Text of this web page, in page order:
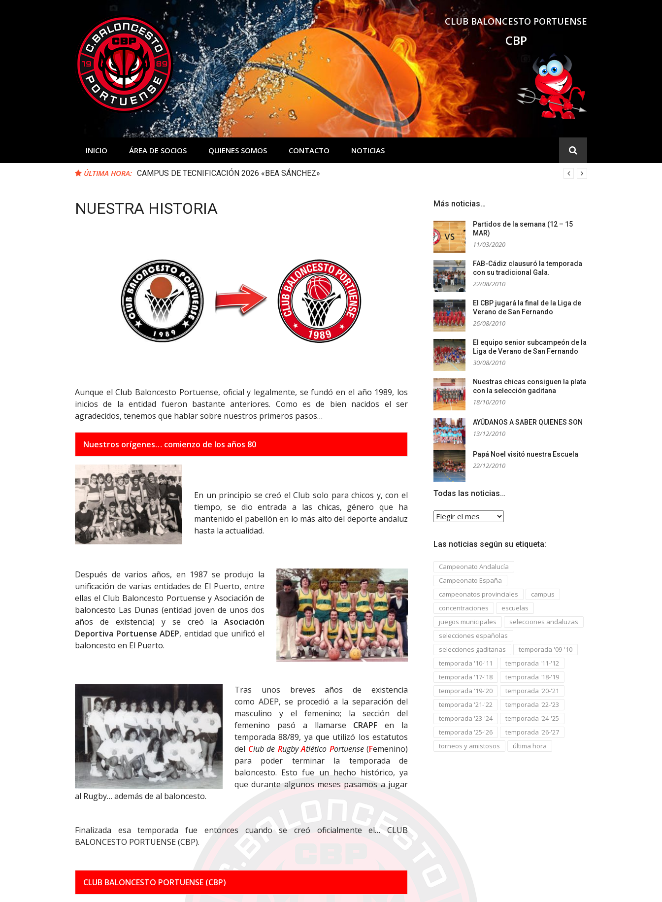
CLUB BALONCESTO PORTUENSE
CBP
INICIO ÁREA DE SOCIOS QUIENES SOMOS CONTACTO NOTICIAS
ÚLTIMA HORA: CAMPUS DE TECNIFICACIÓN 2026 «BEA SÁNCHEZ»
NUESTRA HISTORIA
Aunque el Club Baloncesto Portuense, oficial y legalmente, se fundó en el año 1989, los
inicios de la entidad fueron bastante anteriores. Como es de bien nacidos el ser
agradecidos, tenemos que hablar sobre nuestros primeros pasos…
Nuestros orígenes… comienzo de los años 80
En un principio se creó el Club solo para chicos y, con el
tiempo, se dio entrada a las chicas, género que ha
mantenido el pabellón en lo más alto del deporte andaluz
hasta la actualidad.
Después de varios años, en 1987 se produjo la
unificación de varias entidades de El Puerto, entre
ellas el Club Baloncesto Portuense y Asociación de
baloncesto Las Dunas (entidad joven de unos dos
años de existencia) y se creó la Asociación
Deportiva Portuense ADEP, entidad que unificó el
baloncesto en El Puerto.
Tras unos breves años de existencia
como ADEP, se procedió a la separación del
masculino y el femenino; la sección del
femenino pasó a llamarse CRAPF en la
temporada 88/89, ya que utilizó los estatutos
del Club de RugbyAtlético Portuense(Femenino)
para poder terminar la temporada de
baloncesto. Esto fue un hecho histórico, ya
que durante algunos meses pasamos a jugar
al Rugby… además de al baloncesto.
Finalizada esa temporada fue entonces cuando se creó oficialmente el… CLUB
BALONCESTO PORTUENSE (CBP).
CLUB BALONCESTO PORTUENSE (CBP)
Más noticias…
Partidos de la semana (12 – 15
MAR)
11/03/2020
FAB-Cádiz clausuró la temporada
con su tradicional Gala.
22/08/2010
El CBP jugará la final de la Liga de
Verano de San Fernando
26/08/2010
El equipo senior subcampeón de la
Liga de Verano de San Fernando
30/08/2010
Nuestras chicas consiguen la plata
con la selección gaditana
18/10/2010
AYÚDANOS A SABER QUIENES SON
13/12/2010
Papá Noel visitó nuestra Escuela
22/12/2010
Todas las noticias…
Todas
las
Las noticias según su etiqueta:
Campeonato Andalucía
Campeonato España
campeonatos provinciales
campus
concentraciones
escuelas
juegos municipales
selecciones andaluzas
selecciones españolas
selecciones gaditanas
temporada '09-'10
temporada '10-'11
temporada '11-'12
temporada '17-'18
temporada '18-'19
temporada '19-'20
temporada '20-'21
temporada '21-'22
temporada '22-'23
temporada '23-'24
temporada '24-'25
temporada '25-'26
temporada '26-'27
torneos y amistosos
última hora